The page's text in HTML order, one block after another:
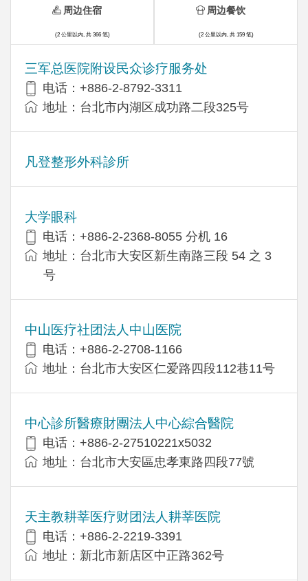
三军总医院附设民众诊疗服务处
电话：+886-2-8792-3311
地址：台北市内湖区成功路二段325号
凡登整形外科診所
大学眼科
电话：+886-2-2368-8055 分机 16
地址：台北市大安区新生南路三段 54 之 3
号
中山医疗社团法人中山医院
电话：+886-2-2708-1166
地址：台北市大安区仁爱路四段112巷11号
中心診所醫療財團法人中心綜合醫院
电话：+886-2-27510221x5032
地址：台北市大安區忠孝東路四段77號
天主教耕莘医疗财团法人耕莘医院
电话：+886-2-2219-3391
地址：新北市新店区中正路362号
周边住宿
(2 公里以内, 共 366 笔)
周边餐饮
(2 公里以内, 共 159 笔)